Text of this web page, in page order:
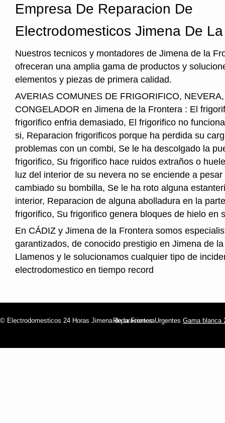
Empresa De Reparacion De
Electrodomesticos Jimena De
Nuestros tecnicos y montadores de Jimena de la
ofreceran una amplia gama de productos y
elementos y piezas de primera calidad.
AVERIAS COMUNES DE FRIGORIFICO,
CONGELADOR en Jimena de la Frontera : El
frigorifico enfria demasiado, El frigorifico no
si, Reparacion frigorificos porque ha perdida su
problemas con un combi, Se le ha descolgado la
frigorifico, Su frigorifico hace ruidos extraños o
luz del interior de su nevera no se enciende a
cambiado su bombilla, Se le ha roto alguna
interior, Reparacion de alguna abolladura en la
frigorifico, Su frigorifico genera bloques de hielo en
En CÁDIZ y Jimena de la Frontera somos
garantizados, de conocido prestigio en Jimena de
Llamenos y le solucionamos cualquier tipo de
electrodomestico en tiempo record
© Electrodomesticos 24 Horas Jimena de la Frontera
Reparaciones Urgentes Gama blanca